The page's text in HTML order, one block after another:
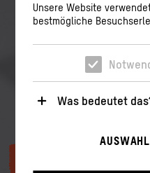
Unsere Website
bestmögliche
Was bedeutet
Diese Cookies sind für
Funktionen wie die
AUSWAHL